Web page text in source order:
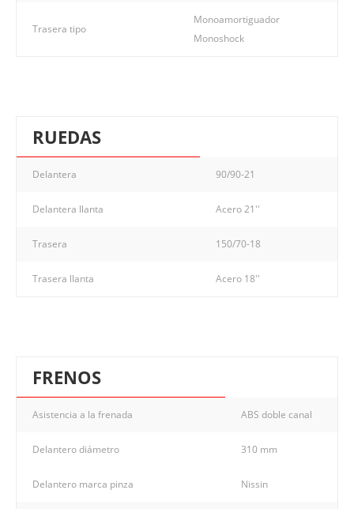
Trasera tipo
Monoamortiguador
Monoshock
RUEDAS
Delantera 90/90-21
Delantera llanta Acero 21''
Trasera 150/70-18
Trasera llanta Acero 18''
FRENOS
Asistencia a la frenada ABS doble canal
Delantero diámetro 310 mm
Delantero marca pinza Nissin